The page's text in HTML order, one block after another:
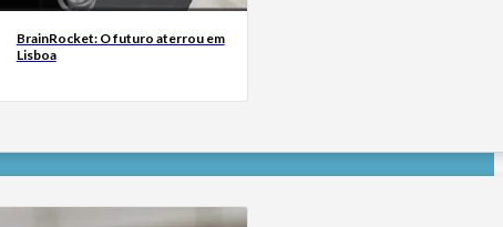
BrainRocket: O futuro aterrou em
Lisboa